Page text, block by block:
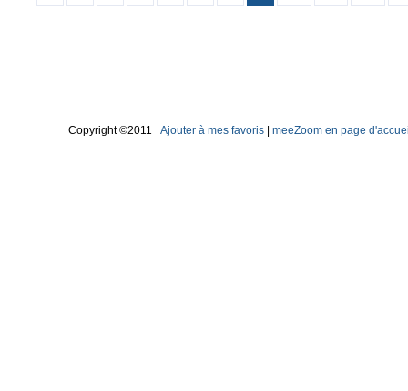
Copyright ©2011 Ajouter à mes favoris meeZoom en page